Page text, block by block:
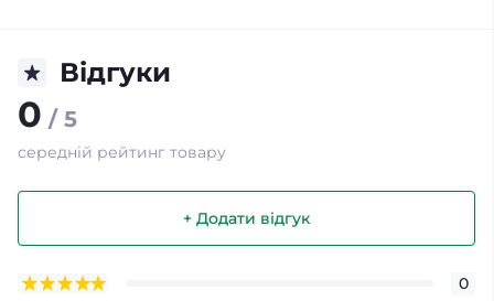
Відгуки
0 / 5
середній рейтинг товару
+ Додати відгук
0